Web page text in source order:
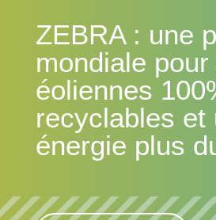
ZEBRA : une
mondiale pour
éoliennes
recyclables et
énergie plus